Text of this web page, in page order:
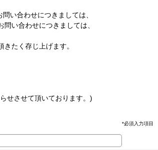
い合わせにつきましては、
い合わせにつきましては、
たく存じ上げます。
せさせて頂いております。)
*必須入力項目